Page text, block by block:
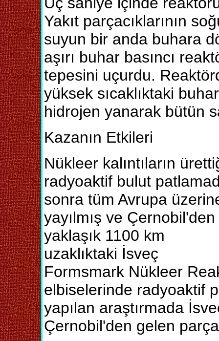
Yakıt parçacıklarının
suyun bir anda buhara
aşırı buhar basıncı
tepesini uçurdu.
yüksek sıcaklıktaki
hidrojen yanarak bütün
Kazanın Etkileri
Nükleer kalıntıların
radyoaktif bulut
sonra tüm Avrupa
yayılmış ve Çernobil'den
yaklaşık 1100 km
uzaklıktaki İsveç
Formsmark Nükleer
elbiselerinde radyoaktif
yapılan araştırmada
Çernobil'den gelen